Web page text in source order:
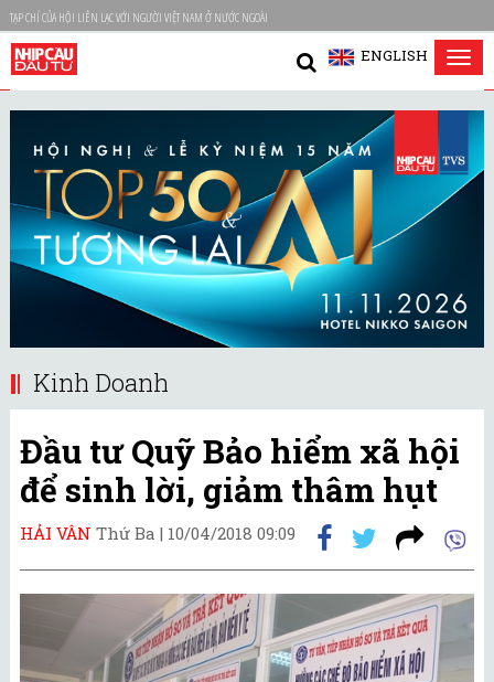
TẠP CHÍ CỦA HỘI LIÊN LẠC VỚI NGƯỜI VIỆT NAM Ở NƯỚC NGOÀI
ENGLISH
Kinh Doanh
Đầu tư Quỹ Bảo hiểm xã hội
để sinh lời, giảm thâm hụt
HẢI VÂN Thứ Ba | 10/04/2018 09:09